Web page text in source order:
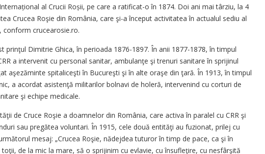
al Crucii Roșii, pe care a ratificat-o în 1874. Doi ani mai târziu, la 4
Crucea Roşie din România, care şi-a început activitatea în actualul sediu al
conform crucearosie.ro.
prinţul Dimitrie Ghica, în perioada 1876-1897. În anii 1877-1878, în timpul
a intervenit cu personal sanitar, ambulanţe şi trenuri sanitare în sprijinul
aşezăminte spitaliceşti în Bucureşti şi în alte oraşe din ţară. În 1913, în timpul
a acordat asistenţă militarilor bolnavi de holeră, intervenind cu corturi de
şi echipe medicale.
de Cruce Roşie a doamnelor din România, care activa în paralel cu CRR şi
sau pregătea voluntari. În 1915, cele două entităţi au fuzionat, prilej cu
mesaj: „Crucea Roşie, nădejdea tuturor în timp de pace, ca şi în
de la mic la mare, să o sprijinim cu evlavie, cu însufleţire, cu nesfârşită